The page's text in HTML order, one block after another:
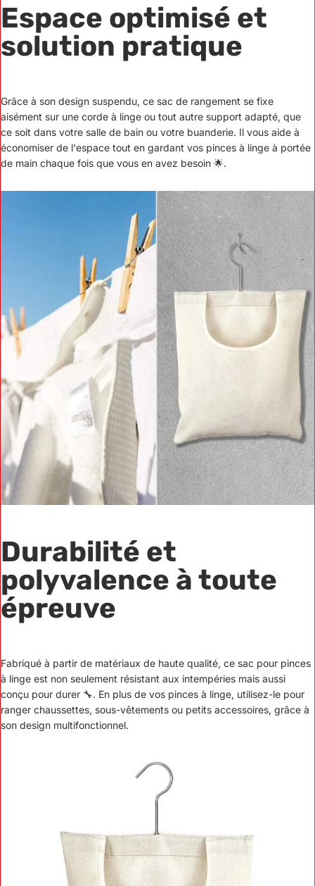
Espace optimisé et
solution pratique
Grâce à son design suspendu, ce sac de rangement se fixe
aisément sur une corde à linge ou tout autre support adapté, que
ce soit dans votre salle de bain ou votre buanderie. Il vous aide à
économiser de l'espace tout en gardant vos pinces à linge à portée
de main chaque fois que vous en avez besoin 🌟.
Durabilité et
polyvalence à toute
épreuve
Fabriqué à partir de matériaux de haute qualité, ce sac pour pinces
à linge est non seulement résistant aux intempéries mais aussi
conçu pour durer 🔧. En plus de vos pinces à linge, utilisez-le pour
ranger chaussettes, sous-vêtements ou petits accessoires, grâce à
son design multifonctionnel.